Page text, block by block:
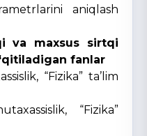
aniqlash
va maxsus sirtqi
fanlar
“Fizika” ta’lim
“Fizika”